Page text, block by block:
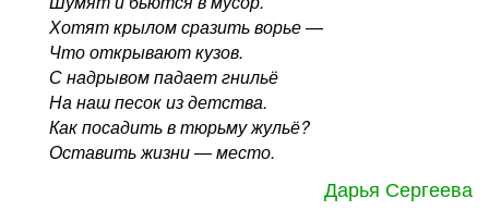
Хотят крылом сразить ворье —
Что открывают кузов.
С надрывом падает гнильё
На наш песок из детства.
Как посадить в тюрьму жульё?
Оставить жизни — место.
Дарья Сергеева